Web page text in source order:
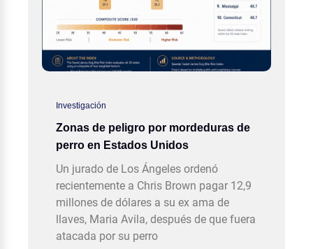
Investigación
Zonas de peligro por mordeduras de
perro en Estados Unidos
Un jurado de Los Ángeles ordenó
recientemente a Chris Brown pagar 12,9
millones de dólares a su ex ama de
llaves, Maria Avila, después de que fuera
atacada por su perro